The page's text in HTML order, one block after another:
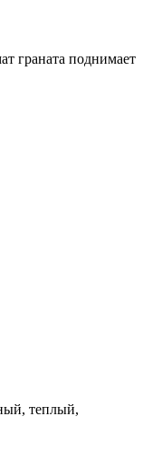
граната поднимает
теплый,